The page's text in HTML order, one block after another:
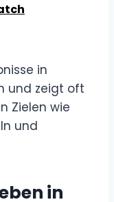
in
und zeigt oft
Zielen wie
und
in